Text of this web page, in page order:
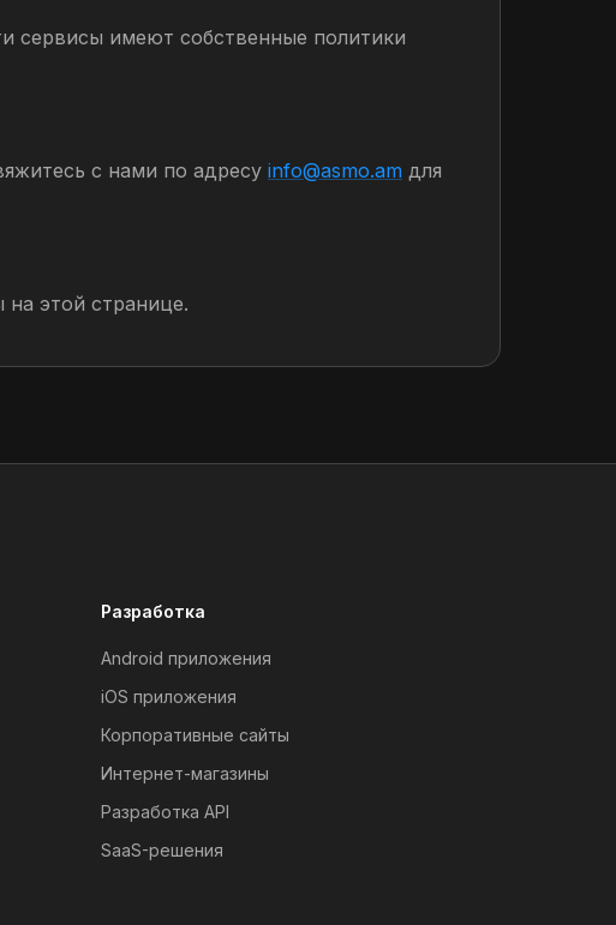
сервисы имеют собственные политики
с нами по адресу info@asmo.am для
этой странице.
Разработка
Android приложения
iOS приложения
Корпоративные сайты
Интернет-магазины
Разработка API
SaaS-решения